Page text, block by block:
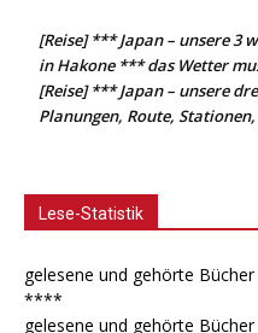
[Reise] *** Japan – unsere 3
in Hakone *** das Wetter
[Reise] *** Japan – unsere
Planungen, Route,
Lese-Statistik
gelesene und gehörte Bücher
****
gelesene und gehörte Bücher